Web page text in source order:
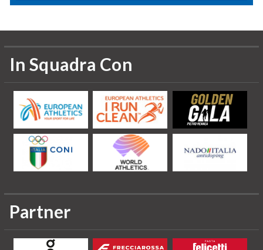
In Squadra Con
Partner